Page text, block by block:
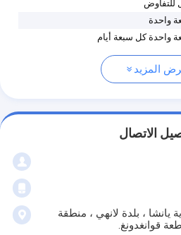
للتفاوض
واحدة
واحدة كل سبعة أيام
المزيد
الاتصال
يانشا ، بلدة لانهي ، منطقة
قوانغدونغ.